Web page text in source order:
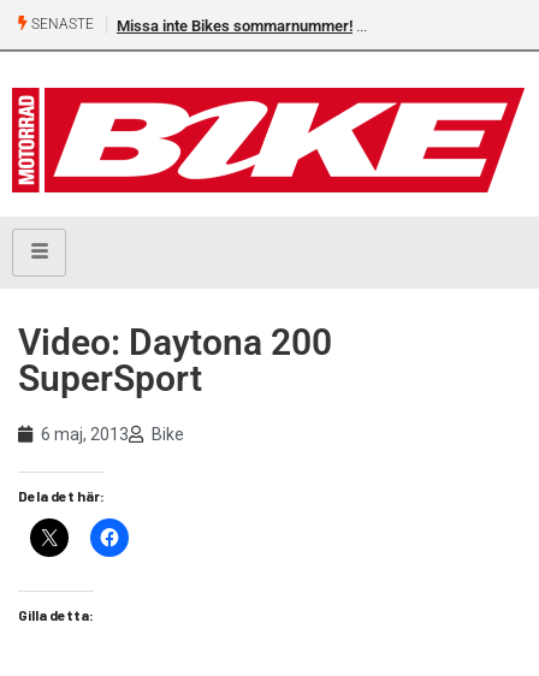
SENASTE Missa inte Bikes sommarnummer!
Video: Daytona 200
SuperSport
6 maj, 2013 Bike
Dela det här:
Gilla detta: